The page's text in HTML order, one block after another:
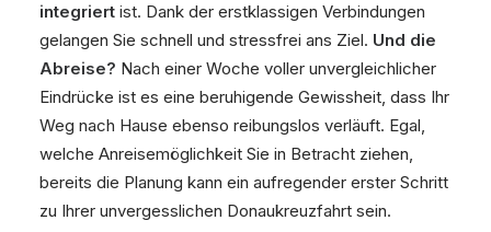
integriert ist. Dank der erstklassigen Verbindungen
gelangen Sie schnell und stressfrei ans Ziel. Und die
Abreise? Nach einer Woche voller unvergleichlicher
Eindrücke ist es eine beruhigende Gewissheit, dass Ihr
Weg nach Hause ebenso reibungslos verläuft. Egal,
welche Anreisemöglichkeit Sie in Betracht ziehen,
bereits die Planung kann ein aufregender erster Schritt
zu Ihrer unvergesslichen Donaukreuzfahrt sein.